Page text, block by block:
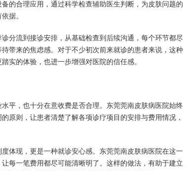
的合理应用，通过科学检查辅助医生判断，为皮肤问题的
据。
分流到接诊安排，从基础检查到后续沟通，每个环节都尽
带来的焦虑感。对于不少初次前来就诊的患者来说，这种
实的体验，也进一步增强对医院的信任感。
平，也十分在意收费是否合理。东莞莞南皮肤病医院始终
原则，让患者清楚了解各项诊疗项目的安排与费用情况，
体现，更是一种就诊安心感。东莞莞南皮肤病医院在这一
每一笔费用都尽可能清晰明了。这样的做法，有助于建立